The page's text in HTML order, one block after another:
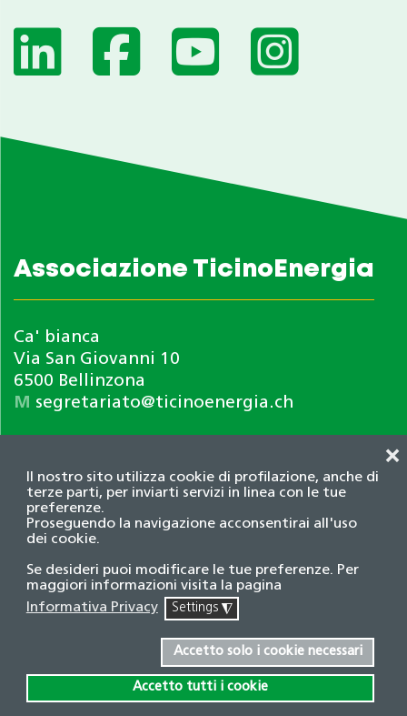
Il nostro sito utilizza cookie di profilazione, anche di
terze parti, per inviarti servizi in linea con le tue
preferenze.
Proseguendo la navigazione acconsentirai all'uso
dei cookie.
Se desideri puoi modificare le tue preferenze. Per
maggiori informazioni visita la pagina
Informativa Privacy
Settings ◮
Accetto solo i cookie necessari
Accetto tutti i cookie
❌
Associazione TicinoEnergia
Ca' bianca
Via San Giovanni 10
6500 Bellinzona
M segretariato@ticinoenergia.ch
Informativa privacy
© 2026 Associazione TicinoEnergia. Tutti i diritti
riservati.